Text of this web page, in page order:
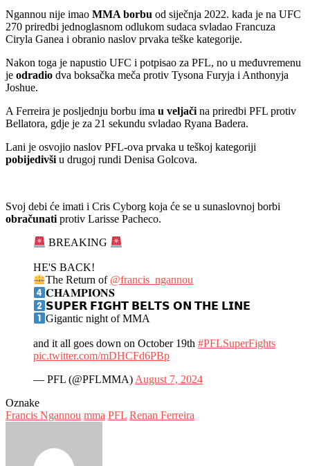
Ngannou nije imao MMA borbu od siječnja 2022. kada je na UFC
270 priredbi jednoglasnom odlukom sudaca svladao Francuza
Ciryla Ganea i obranio naslov prvaka teške kategorije.
Nakon toga je napustio UFC i potpisao za PFL, no u međuvremenu
je odradio dva boksačka meča protiv Tysona Furyja i Anthonyja
Joshue.
A Ferreira je posljednju borbu ima u veljači na priredbi PFL protiv
Bellatora, gdje je za 21 sekundu svladao Ryana Badera.
Lani je osvojio naslov PFL-ova prvaka u teškoj kategoriji
pobijedivši u drugoj rundi Denisa Golcova.
Svoj debi će imati i Cris Cyborg koja će se u sunaslovnoj borbi
obračunati protiv Larisse Pacheco.
BREAKING
HE'S BACK!
The Return of @francis_ngannou
𝐂𝐇𝐀𝐌𝐏𝐈𝐎𝐍𝐒
𝗦𝗨𝗣𝗘𝗥 𝗙𝗜𝗚𝗛𝗧 𝗕𝗘𝗟𝗧𝗦 𝗢𝗡 𝗧𝗛𝗘 𝗟𝗜𝗡𝗘
Gigantic night of MMA
and it all goes down on October 19th #PFLSuperFights
pic.twitter.com/mDHCFd6PBp
— PFL (@PFLMMA)August 7, 2024
Oznake
Francis Ngannou mma PFL Renan Ferreira